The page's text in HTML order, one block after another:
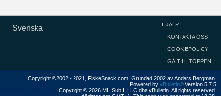
Svenska HJÄLP
KONTAKTA OSS
COOKIEPOLICY
GÅ TILL TOPPEN
Copyright ©2002 - 2021, FiskeSnack.com. Grundad 2002 av Anders Bergman.
Powered by vBulletin® Version 5.7.5
Copyright © 2026 MH Sub I, LLC dba vBulletin. All rights reserved.